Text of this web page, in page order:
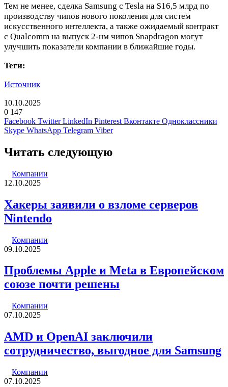
Тем не менее, сделка Samsung с Tesla на $16,5 млрд по
производству чипов нового поколения для систем
искусственного интеллекта, а также ожидаемый контракт
с Qualcomm на выпуск 2-нм чипов Snapdragon могут
улучшить показатели компании в ближайшие годы.
Теги:
Источник
10.10.2025
0 147
Facebook Twitter LinkedIn Pinterest Вконтакте Одноклассники
Skype WhatsApp Telegram Viber
Читать следующую
Компании
12.10.2025
Хакеры заявили о взломе серверов
Nintendo
Компании
09.10.2025
Проблемы Apple и Meta в Европейском
союзе почти решены
Компании
07.10.2025
AMD и OpenAI заключили
сотрудничество, выгодное для Samsung
Компании
07.10.2025